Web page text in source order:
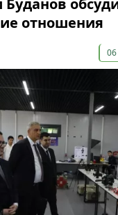
отношения